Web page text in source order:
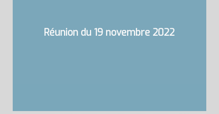
Réunion du 19 novembre 2022